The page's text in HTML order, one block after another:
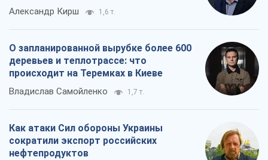
Александр Кирш 1,6 т.
О запланированной вырубке более 600
деревьев и теплотрассе: что
происходит на Теремках в Киеве
Владислав Самойленко 1,7 т.
Как атаки Сил обороны Украины
сократили экспорт российских
нефтепродуктов